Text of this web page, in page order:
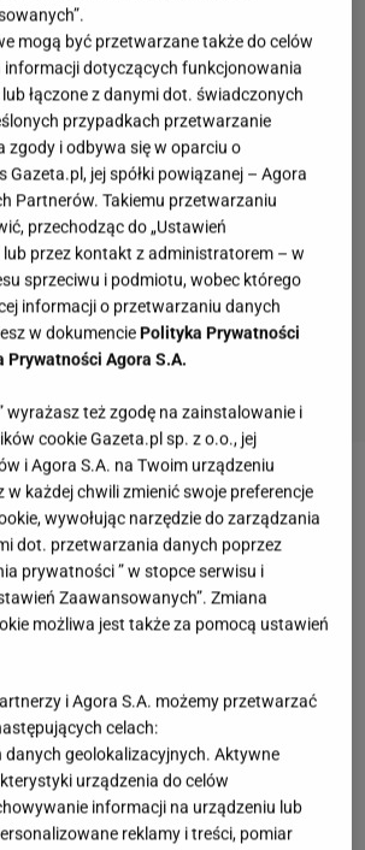
ma znaczenie
najbardziej funkcjonalny jest
25-30 m kw. – wtedy
w nim strefy funkcjonalne. Jeśli
na salon jest mniejszy,
połączeniu go z innym
np. z kuchnią lub holem. Usunięcie
uczyni wnętrze
a sąsiednie pomieszczenia
ucierpią. Pokój dzienny nie
mogą być przetwarzane także do celów
informacji dotyczących funkcjonowania
łączone z danymi dot. świadczonych
przypadkach przetwarzanie
zgody i odbywa się w oparciu o
Gazeta.pl, jej spółki powiązanej – Agora
Partnerów. Takiemu przetwarzaniu
przechodząc do „Ustawień
przez kontakt z administratorem – w
sprzeciwu i podmiotu, wobec którego
informacji o przetwarzaniu danych
w dokumencie Polityka Prywatności
Prywatności Agora S.A.
wyrażasz też zgodę na zainstalowanie i
cookie Gazeta.pl sp. z o.o., jej
i Agora S.A. na Twoim urządzeniu
w każdej chwili zmienić swoje preferencje
wywołując narzędzie do zarządzania
dot. przetwarzania danych poprzez
prywatności ” w stopce serwisu i
Zaawansowanych”. Zmiana
możliwa jest także za pomocą ustawień
i Agora S.A. możemy przetwarzać
celach:
danych geolokalizacyjnych. Aktywne
urządzenia do celów
informacji na urządzeniu lub
reklamy i treści, pomiar